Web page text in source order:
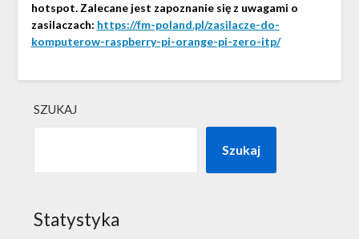
hotspot. Zalecane jest zapoznanie się z uwagami o
zasilaczach: https://fm-poland.pl/zasilacze-do-
komputerow-raspberry-pi-orange-pi-zero-itp/
SZUKAJ
Szukaj
Statystyka